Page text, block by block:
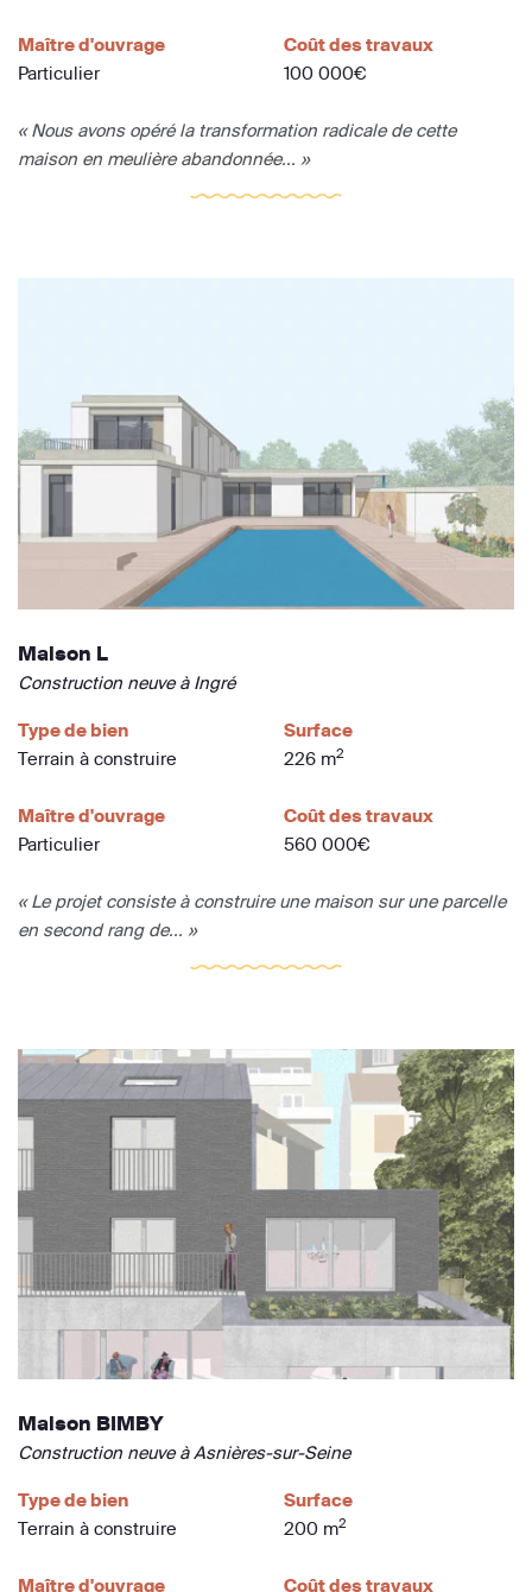
Maître d'ouvrage
Particulier
Coût des travaux
100 000€
« Nous avons opéré la transformation radicale de cette
maison en meulière abandonnée... »
Maison L
Construction neuve à Ingré
Type de bien
Terrain à construire
Surface
226 m2
Maître d'ouvrage
Particulier
Coût des travaux
560 000€
« Le projet consiste à construire une maison sur une parcelle
en second rang de... »
Maison BIMBY
Construction neuve à Asnières-sur-Seine
Type de bien
Terrain à construire
Surface
200 m2
Maître d'ouvrage
Coût des travaux